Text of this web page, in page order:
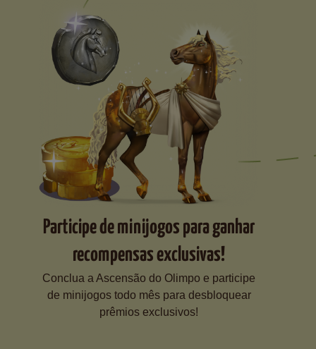
Participe de minijogos para ganhar
recompensas exclusivas!
Conclua a Ascensão do Olimpo e participe
de minijogos todo mês para desbloquear
prêmios exclusivos!